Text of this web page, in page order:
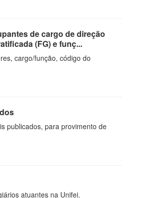
de cargo de direção
(FG) e funç...
cargo/função, código do
publicados, para provimento de
atuantes na Unifei.